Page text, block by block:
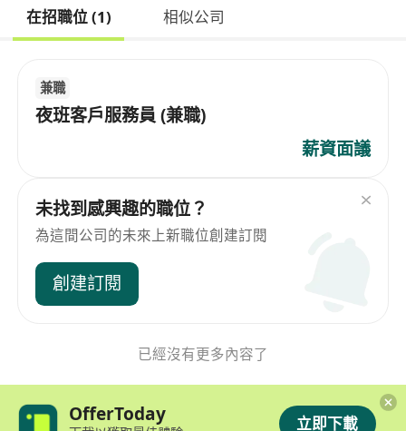
在招職位 (1) 相似公司
兼職
夜班客戶服務員 (兼職)
薪資面議
未找到感興趣的職位？
為這間公司的未來上新職位創建訂閱
創建訂閱
已經沒有更多內容了
OfferToday 立即下載